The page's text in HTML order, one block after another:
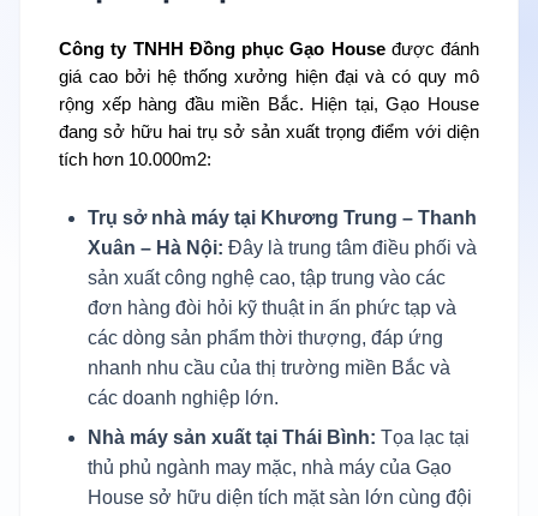
Công ty TNHH Đồng phục Gạo Houseđược đánh
giá cao bởi hệ thống xưởng hiện đại và có quy mô
rộng xếp hàng đầu miền Bắc. Hiện tại, Gạo House
đang sở hữu hai trụ sở sản xuất trọng điểm với diện
tích hơn 10.000m2:
Trụ sở nhà máy tại Khương Trung – Thanh
Xuân – Hà Nội: Đây là trung tâm điều phối và
sản xuất công nghệ cao, tập trung vào các
đơn hàng đòi hỏi kỹ thuật in ấn phức tạp và
các dòng sản phẩm thời thượng, đáp ứng
nhanh nhu cầu của thị trường miền Bắc và
các doanh nghiệp lớn.
Nhà máy sản xuất tại Thái Bình: Tọa lạc tại
thủ phủ ngành may mặc, nhà máy của Gạo
House sở hữu diện tích mặt sàn lớn cùng đội